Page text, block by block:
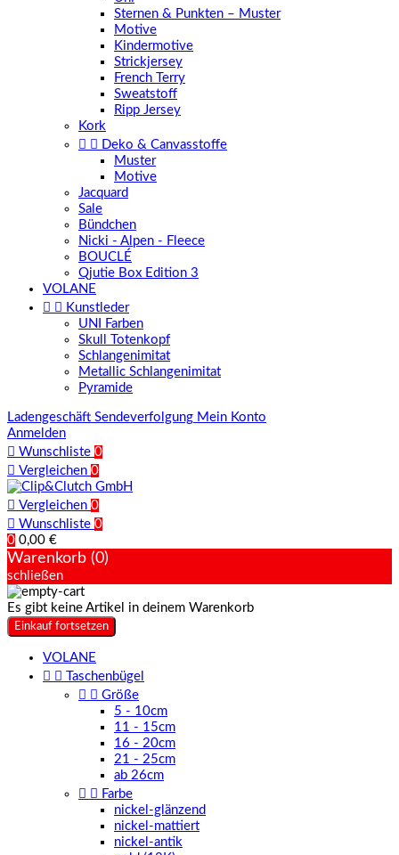
Sternen & Punkten – Muster
Motive
Kindermotive
Strickjersey
French Terry
Sweatstoff
Ripp Jersey
Kork
  Deko & Canvasstoffe
Muster
Motive
Jacquard
Sale
Bündchen
Nicki - Alpen - Fleece
BOUCLÉ
Qjutie Box Edition 3
VOLANE
  Kunstleder
UNI Farben
Skull Totenkopf
Schlangenimitat
Metallic Schlangenimitat
Pyramide
Ladengeschäft Sendeverfolgung Mein Konto
Anmelden
 Wunschliste 0
 Vergleichen 0
 Vergleichen 0
 Wunschliste 0
0 0,00 €
Warenkorb (0)
schließen
Es gibt keine Artikel in deinem Warenkorb
Einkauf fortsetzen
VOLANE
 
Taschenbügel
  Größe
5 - 10cm
11 - 15cm
16 - 20cm
21 - 25cm
ab 26cm
  Farbe
nickel-glänzend
nickel-mattiert
nickel-antik